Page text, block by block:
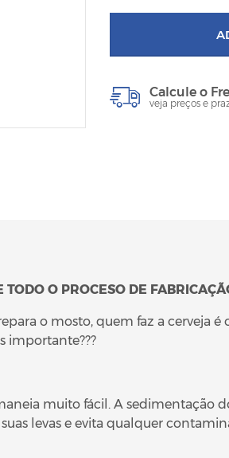
Calcule o
veja preços e
O PROCESO DE
o mosto, quem faz a cerveja é
importante???
muito fácil. A sedimentação
levas e evita qualquer